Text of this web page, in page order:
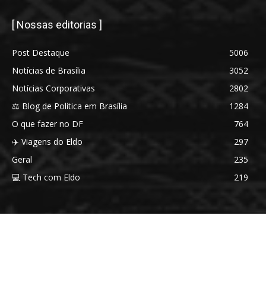
[ Nossas editorias ]
Post Destaque
5006
Notícias de Brasília
3052
Notícias Corporativas
2802
⚖️ Blog de Política em Brasília
1284
O que fazer no DF
764
✈️ Viagens do Eldo
297
Geral
235
💻 Tech com Eldo
219